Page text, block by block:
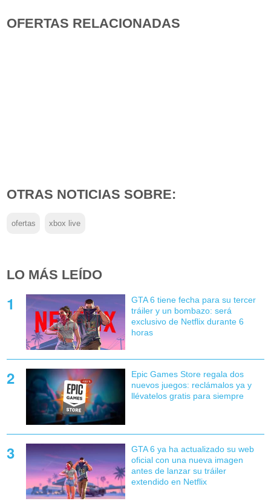
OFERTAS RELACIONADAS
OTRAS NOTICIAS SOBRE:
ofertas xbox live
LO MÁS LEÍDO
GTA 6 tiene fecha para su tercer
tráiler y un bombazo: será
exclusivo de Netflix durante 6
horas
Epic Games Store regala dos
nuevos juegos: reclámalos ya y
llévatelos gratis para siempre
GTA 6 ya ha actualizado su web
oficial con una nueva imagen
antes de lanzar su tráiler
extendido en Netflix